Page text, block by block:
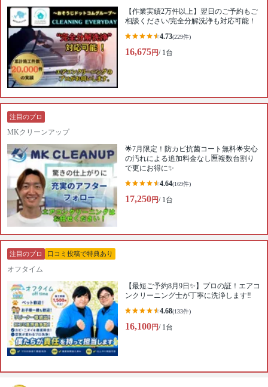
【作業実績2万件以上】翌日のご予約もご
相談ください/完全分解洗浄も対応可能！
4.73(229件)
16,675円/ 1台
注目のプロ
MKクリーンアップ
🌟7月限定！防カビ抗菌コート無料🌟安心
の汚れによる追加料金なし🈚️複数台割り
で更にお得に✨
4.64(169件)
17,250円/ 1台
注目のプロ 口コミ投稿で特典あり
オフタイム
【最短ご予約8月9日✨】プロの証！エアコ
ンクリーニング士が丁寧に洗浄します‼️
4.68(133件)
16,100円/ 1台